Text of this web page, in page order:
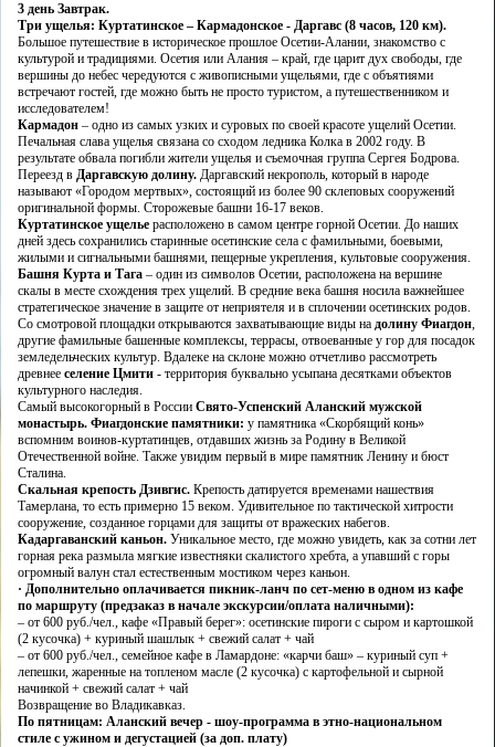
3 день Завтрак.
Три ущелья: Куртатинское – Кармадонское - Даргавс (8 часов, 120 км).
Большое путешествие в историческое прошлое Осетии-Алании, знакомство с
культурой и традициями. Осетия или Алания – край, где царит дух свободы, где
вершины до небес чередуются с живописными ущельями, где с объятиями
встречают гостей, где можно быть не просто туристом, а путешественником и
исследователем!
Кармадон – одно из самых узких и суровых по своей красоте ущелий Осетии.
Печальная слава ущелья связана со сходом ледника Колка в 2002 году. В
результате обвала погибли жители ущелья и съемочная группа Сергея Бодрова.
Переезд в Даргавскую долину. Даргавский некрополь, который в народе
называют «Городом мертвых», состоящий из более 90 склеповых сооружений
оригинальной формы. Сторожевые башни 16-17 веков.
Куртатинское ущелье расположено в самом центре горной Осетии. До наших
дней здесь сохранились старинные осетинские села с фамильными, боевыми,
жилыми и сигнальными башнями, пещерные укрепления, культовые сооружения.
Башня Курта и Тага – один из символов Осетии, расположена на вершине
скалы в месте схождения трех ущелий. В средние века башня носила важнейшее
стратегическое значение в защите от неприятеля и в сплочении осетинских родов.
Со смотровой площадки открываются захватывающие виды на долину Фиагдон,
другие фамильные башенные комплексы, террасы, отвоеванные у гор для посадок
земледельческих культур. Вдалеке на склоне можно отчетливо рассмотреть
древнее селение Цмити - территория буквально усыпана десятками объектов
культурного наследия.
Самый высокогорный в России Свято-Успенский Аланский мужской
монастырь. Фиагдонские памятники: у памятника «Скорбящий конь»
вспомним воинов-куртатинцев, отдавших жизнь за Родину в Великой
Отечественной войне. Также увидим первый в мире памятник Ленину и бюст
Сталина.
Скальная крепость Дзивгис. Крепость датируется временами нашествия
Тамерлана, то есть примерно 15 веком. Удивительное по тактической хитрости
сооружение, созданное горцами для защиты от вражеских набегов.
Кадаргаванский каньон. Уникальное место, где можно увидеть, как за сотни лет
горная река размыла мягкие известняки скалистого хребта, а упавший с горы
огромный валун стал естественным мостиком через каньон.
· Дополнительно оплачивается пикник-ланч по сет-меню в одном из кафе
по маршруту (предзаказ в начале экскурсии/оплата наличными):
– от 600 руб./чел., кафе «Правый берег»: осетинские пироги с сыром и картошкой
(2 кусочка) + куриный шашлык + свежий салат + чай
– от 600 руб./чел., семейное кафе в Ламардоне: «карчи баш» – куриный суп +
лепешки, жаренные на топленом масле (2 кусочка) с картофельной и сырной
начинкой + свежий салат + чай
Возвращение во Владикавказ.
По пятницам: Аланский вечер - шоу-программа в этно-национальном
стиле с ужином и дегустацией (за доп. плату)